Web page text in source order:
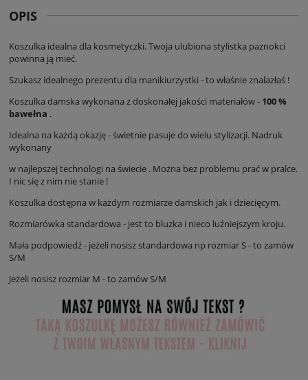
OPIS
Koszulka idealna dla kosmetyczki. Twoja ulubiona stylistka paznokci
powinna ją mieć.
Szukasz idealnego prezentu dla manikiurzystki - to właśnie znalazłaś !
Koszulka damska wykonana z doskonałej jakości materiałów - 100 %
bawełna .
Idealna na każdą okazję - świetnie pasuje do wielu stylizacji. Nadruk
wykonany
w najlepszej technologi na świecie . Można bez problemu prać w pralce.
I nic się z nim nie stanie !
Koszulka dostępna w każdym rozmiarze damskich jak i dziecięcym.
Rozmiarówka standardowa - jest to bluzka i nieco luźniejszym kroju.
Mała podpowiedź - jeżeli nosisz standardowa np rozmiar S - to zamów
S/M
Jeżeli nosisz rozmiar M - to zamów S/M